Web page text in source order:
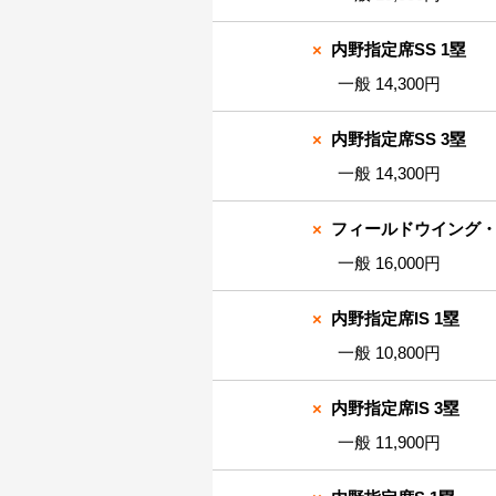
× 内野指定席SS 1塁
一般 14,300円
× 内野指定席SS 3塁
一般 14,300円
× フィールドウイング
一般 16,000円
× 内野指定席IS 1塁
一般 10,800円
× 内野指定席IS 3塁
一般 11,900円